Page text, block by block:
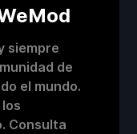
siempre
de
el mundo.
Consulta